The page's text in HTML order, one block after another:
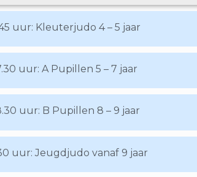
uur: Kleuterjudo 4 – 5 jaar
uur: A Pupillen 5 – 7 jaar
uur: B Pupillen 8 – 9 jaar
uur: Jeugdjudo vanaf 9 jaar